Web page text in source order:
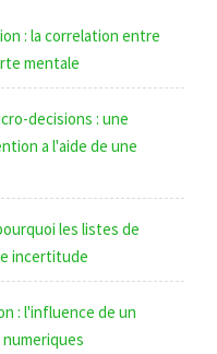
: la correlation entre
mentale
decisions : une
a l'aide de une
les listes de
incertitude
: l'influence de un